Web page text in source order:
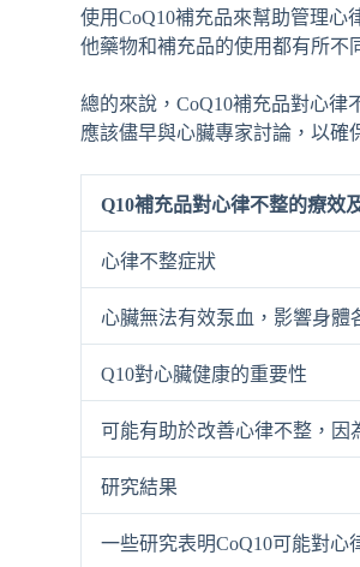
使用CoQ10補充品來幫助管理
他藥物和補充品的使用都有所不
總的來說，CoQ10補充品對心律
應該儘早與心臟專家討論，以確
Q10補充品對心律不整的療效
心律不整症狀
心臟無法有效泵血，影響身體
Q10對心臟健康的重要性
可能有助於改善心律不整，因
研究結果
一些研究表明CoQ10可能對心